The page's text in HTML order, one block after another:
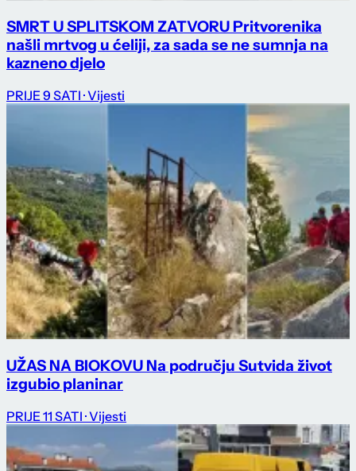
SMRT U SPLITSKOM ZATVORU Pritvorenika
našli mrtvog u ćeliji, za sada se ne sumnja na
kazneno djelo
PRIJE 9 SATI · Vijesti
UŽAS NA BIOKOVU Na području Sutvida život
izgubio planinar
PRIJE 11 SATI · Vijesti